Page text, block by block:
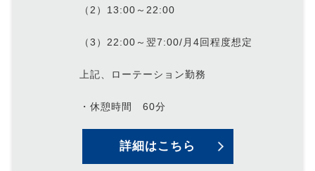
（2）13:00～22:00
（3）22:00～翌7:00/月4回程度想定
上記、ローテーション勤務
・休憩時間 60分
詳細はこちら